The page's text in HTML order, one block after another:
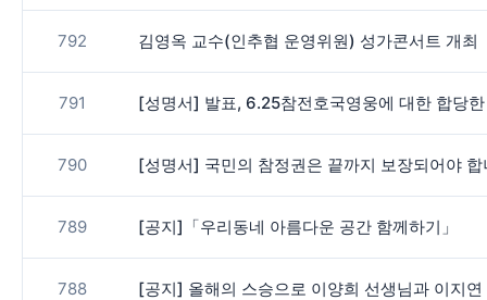
792 김영옥 교수(인추협 운영위원) 성가콘서트 개최
791 [성명서] 발표, 6.25참전호국영웅에 대한 합당
790 [성명서] 국민의 참정권은 끝까지 보장되어야 합
789 [공지]「우리동네 아름다운 공간 함께하기」
788 [공지] 올해의 스승으로 이양희 선생님과 이지